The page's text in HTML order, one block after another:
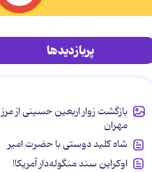
پربازدیدها
بازگشت زوار اربعین حسینی از مرز
مهران
شاه کلید دوستی با حضرت امیر
اوکراین سند منگوله‌دار آمریکا!